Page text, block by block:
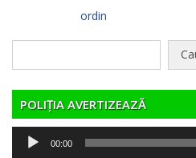
ordin
POLIȚIA AVERTIZEAZĂ
Player
audio
00:00